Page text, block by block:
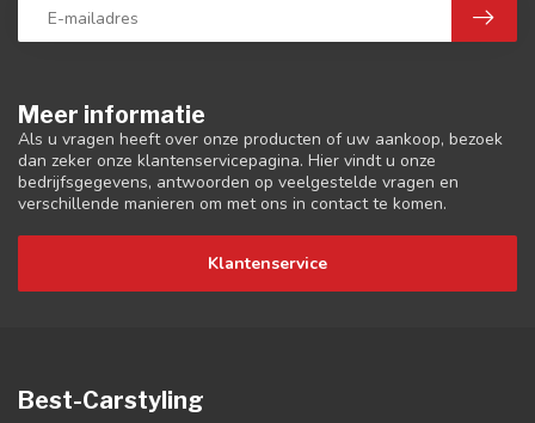
Meer informatie
Als u vragen heeft over onze producten of uw aankoop, bezoek
dan zeker onze klantenservicepagina. Hier vindt u onze
bedrijfsgegevens, antwoorden op veelgestelde vragen en
verschillende manieren om met ons in contact te komen.
Klantenservice
Best-Carstyling